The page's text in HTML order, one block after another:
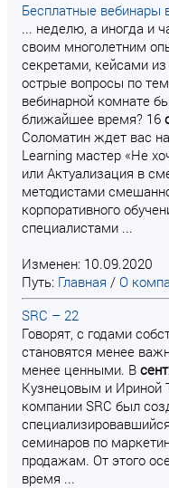
Бесплатные вебинары
... неделю, а иногда и
своим многолетним
секретами, кейсами
острые вопросы по
вебинарной комнате
ближайшее время? 16
Соломатин ждет вас
Learning мастер «Не
или Актуализация в
методистами
корпоративного
специалистами ...
Изменен: 10.09.2020
Путь: Главная / О
SRC – 22
Говорят, с годами
становятся менее
менее ценными. В
Кузнецовым и Ириной
компании SRC был
семинаров по
продажам. От этого
время ...